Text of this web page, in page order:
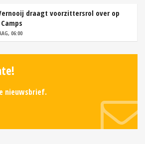
draagt voorzittersrol over op
06:00
nieuwsbrief.